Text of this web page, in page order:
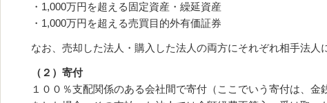
・1,000万円を超える固定資産・繰延資産
・1,000万円を超える売買目的外有価証券
なお、売却した法人・購入した法人の両方にそれぞれ相手法人
（２）寄付
１００％支配関係のある会社間で寄付（ここでいう寄付は、金